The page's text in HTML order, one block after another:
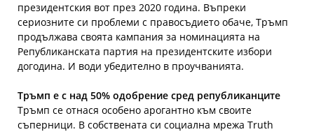
президентския вот през 2020 година. Въпреки
сериозните си проблеми с правосъдието обаче, Тръмп
продължава своята кампания за номинацията на
Републиканската партия на президентските избори
догодина. И води убедително в проучванията.
Тръмп е с над 50% одобрение сред републиканците
Тръмп се отнася особено арогантно към своите
съперници. В собствената си социална мрежа Truth